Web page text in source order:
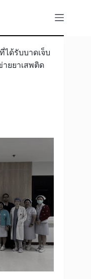
ได้รับบาดเจ็บ
ยยาเสพติด